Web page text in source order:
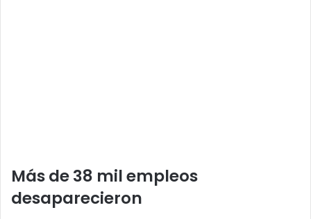
Más de 38 mil empleos
desaparecieron